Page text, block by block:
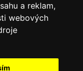
a reklam,
webových